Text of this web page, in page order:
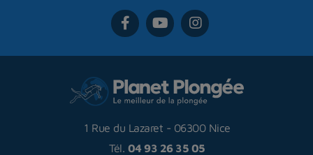
1 Rue du Lazaret - 06300 Nice
Tél. 04 93 26 35 05